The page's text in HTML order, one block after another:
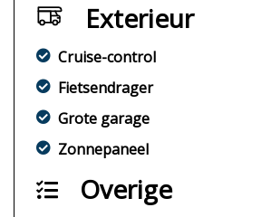
Exterieur
Cruise-control
Fietsendrager
Grote garage
Zonnepaneel
Overige